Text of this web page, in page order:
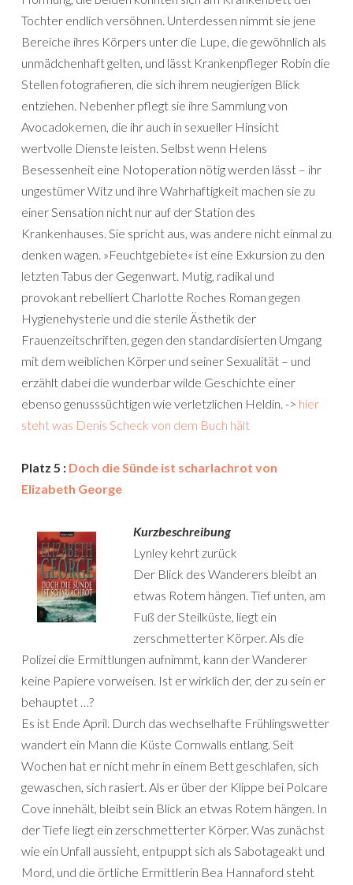
Tochter endlich versöhnen. Unterdessen nimmt sie jene
Bereiche ihres Körpers unter die Lupe, die gewöhnlich als
unmädchenhaft gelten, und lässt Krankenpfleger Robin die
Stellen fotografieren, die sich ihrem neugierigen Blick
entziehen. Nebenher pflegt sie ihre Sammlung von
Avocadokernen, die ihr auch in sexueller Hinsicht
wertvolle Dienste leisten. Selbst wenn Helens
Besessenheit eine Notoperation nötig werden lässt – ihr
ungestümer Witz und ihre Wahrhaftigkeit machen sie zu
einer Sensation nicht nur auf der Station des
Krankenhauses. Sie spricht aus, was andere nicht einmal zu
denken wagen. »Feuchtgebiete« ist eine Exkursion zu den
letzten Tabus der Gegenwart. Mutig, radikal und
provokant rebelliert Charlotte Roches Roman gegen
Hygienehysterie und die sterile Ästhetik der
Frauenzeitschriften, gegen den standardisierten Umgang
mit dem weiblichen Körper und seiner Sexualität – und
erzählt dabei die wunderbar wilde Geschichte einer
ebenso genusssüchtigen wie verletzlichen Heldin. -> hier
steht was Denis Scheck von dem Buch hält
Platz 5 : Doch die Sünde ist scharlachrot von
Elizabeth George
Kurzbeschreibung
Lynley kehrt zurück
Der Blick des Wanderers bleibt an
etwas Rotem hängen. Tief unten, am
Fuß der Steilküste, liegt ein
zerschmetterter Körper. Als die
Polizei die Ermittlungen aufnimmt, kann der Wanderer
keine Papiere vorweisen. Ist er wirklich der, der zu sein er
behauptet …?
Es ist Ende April. Durch das wechselhafte Frühlingswetter
wandert ein Mann die Küste Cornwalls entlang. Seit
Wochen hat er nicht mehr in einem Bett geschlafen, sich
gewaschen, sich rasiert. Als er über der Klippe bei Polcare
Cove innehält, bleibt sein Blick an etwas Rotem hängen. In
der Tiefe liegt ein zerschmetterter Körper. Was zunächst
wie ein Unfall aussieht, entpuppt sich als Sabotageakt und
Mord, und die örtliche Ermittlerin Bea Hannaford steht